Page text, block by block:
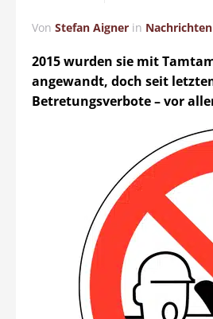
Von Stefan Aigner in Nachrichten
2015 wurden sie mit
angewandt, doch seit
Betretungsverbote – vor